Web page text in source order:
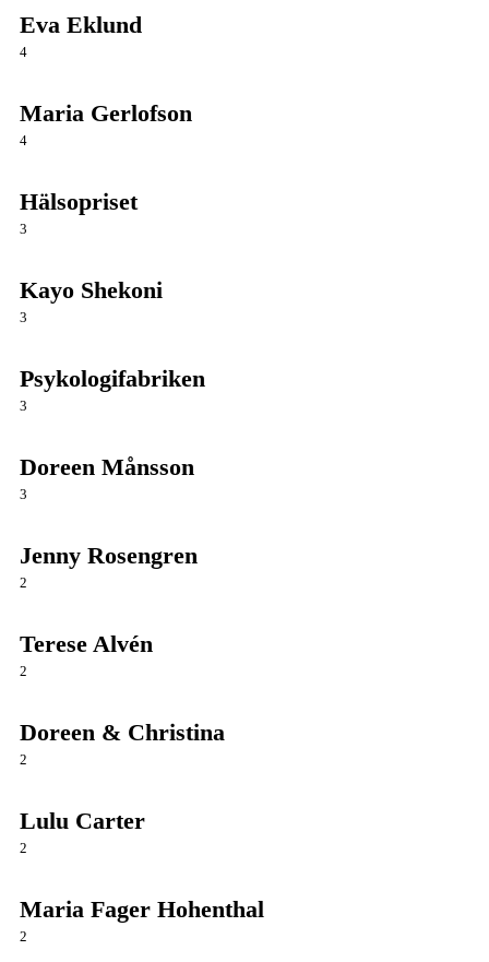
Eva Eklund
4
Maria Gerlofson
4
Hälsopriset
3
Kayo Shekoni
3
Psykologifabriken
3
Doreen Månsson
3
Jenny Rosengren
2
Terese Alvén
2
Doreen & Christina
2
Lulu Carter
2
Maria Fager Hohenthal
2